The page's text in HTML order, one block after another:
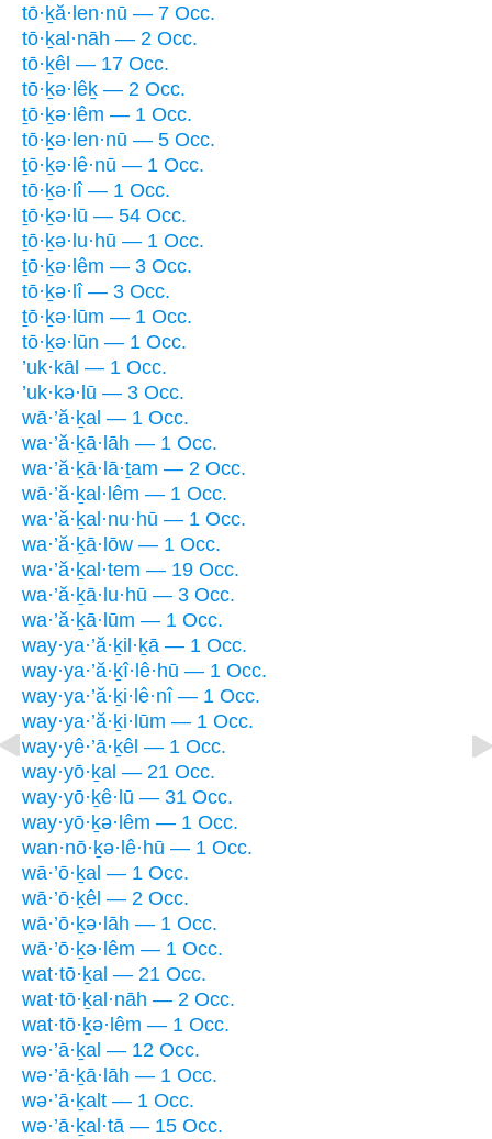
tō·ḵă·len·nū — 7 Occ.
tō·ḵal·nāh — 2 Occ.
tō·ḵêl — 17 Occ.
tō·ḵə·lêḵ — 2 Occ.
ṯō·ḵə·lêm — 1 Occ.
tō·ḵə·len·nū — 5 Occ.
ṯō·ḵə·lê·nū — 1 Occ.
tō·ḵə·lî — 1 Occ.
ṯō·ḵə·lū — 54 Occ.
ṯō·ḵə·lu·hū — 1 Occ.
ṯō·ḵə·lêm — 3 Occ.
tō·ḵə·lî — 3 Occ.
ṯō·ḵə·lūm — 1 Occ.
tō·ḵə·lūn — 1 Occ.
’uk·kāl — 1 Occ.
’uk·kə·lū — 3 Occ.
wā·’ă·ḵal — 1 Occ.
wa·’ă·ḵā·lāh — 1 Occ.
wa·’ă·ḵā·lā·ṯam — 2 Occ.
wā·’ă·ḵal·lêm — 1 Occ.
wa·’ă·ḵal·nu·hū — 1 Occ.
wa·’ă·ḵā·lōw — 1 Occ.
wa·’ă·ḵal·tem — 19 Occ.
wa·’ă·ḵā·lu·hū — 3 Occ.
wa·’ă·ḵā·lūm — 1 Occ.
way·ya·’ă·ḵil·ḵā — 1 Occ.
way·ya·’ă·ḵî·lê·hū — 1 Occ.
way·ya·’ă·ḵi·lê·nî — 1 Occ.
way·ya·’ă·ḵi·lūm — 1 Occ.
way·yê·’ā·ḵêl — 1 Occ.
way·yō·ḵal — 21 Occ.
way·yō·ḵê·lū — 31 Occ.
way·yō·ḵə·lêm — 1 Occ.
wan·nō·ḵə·lê·hū — 1 Occ.
wā·’ō·ḵal — 1 Occ.
wā·’ō·ḵêl — 2 Occ.
wā·’ō·ḵə·lāh — 1 Occ.
wā·’ō·ḵə·lêm — 1 Occ.
wat·tō·ḵal — 21 Occ.
wat·tō·ḵal·nāh — 2 Occ.
wat·tō·ḵə·lêm — 1 Occ.
wə·’ā·ḵal — 12 Occ.
wə·’ā·ḵā·lāh — 1 Occ.
wə·’ā·ḵalt — 1 Occ.
wə·’ā·ḵal·tā — 15 Occ.